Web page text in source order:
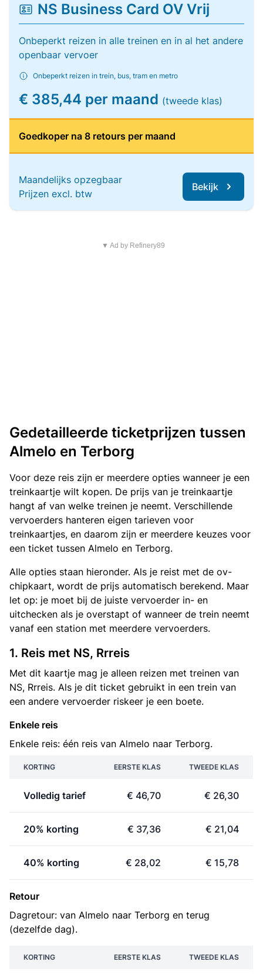
NS Business Card OV Vrij
Onbeperkt reizen in alle treinen en in al het andere
openbaar vervoer
Onbeperkt reizen in trein, bus, tram en metro
€ 385,44 per maand (tweede klas)
Goedkoper na 8 retours per maand
Maandelijks opzegbaar
Prijzen excl. btw
Bekijk
▼ Ad by Refinery89
Gedetailleerde ticketprijzen tussen
Almelo en Terborg
Voor deze reis zijn er meerdere opties wanneer je een
treinkaartje wilt kopen. De prijs van je treinkaartje
hangt af van welke treinen je neemt. Verschillende
vervoerders hanteren eigen tarieven voor
treinkaartjes, en daarom zijn er meerdere keuzes voor
een ticket tussen Almelo en Terborg.
Alle opties staan hieronder. Als je reist met de ov-
chipkaart, wordt de prijs automatisch berekend. Maar
let op: je moet bij de juiste vervoerder in- en
uitchecken als je overstapt of wanneer de trein neemt
vanaf een station met meerdere vervoerders.
1. Reis met NS, Rrreis
Met dit kaartje mag je alleen reizen met treinen van
NS, Rrreis. Als je dit ticket gebruikt in een trein van
een andere vervoerder riskeer je een boete.
Enkele reis
Enkele reis: één reis van Almelo naar Terborg.
KORTING EERSTE KLAS TWEEDE KLAS
Volledig tarief € 46,70 € 26,30
20% korting € 37,36 € 21,04
40% korting € 28,02 € 15,78
Retour
Dagretour: van Almelo naar Terborg en terug
(dezelfde dag).
KORTING EERSTE KLAS TWEEDE KLAS